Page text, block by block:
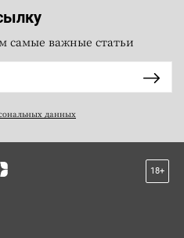
самые важные статьи
данных
18+